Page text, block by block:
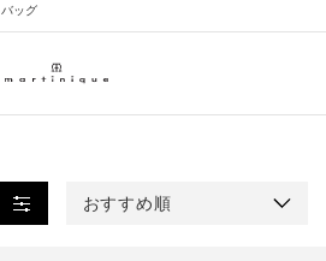
バッグ
おすすめ順